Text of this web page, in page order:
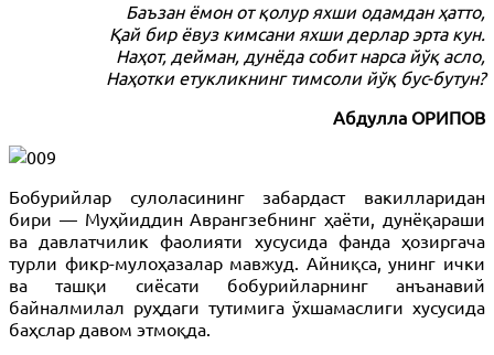
Баъзан ёмон от қолур яхши одамдан ҳатто,
Қай бир ёвуз кимсани яхши дерлар эрта кун.
Наҳот, дейман, дунёда собит нарса йўқ асло,
Наҳотки етукликнинг тимсоли йўқ бус-бутун?
Абдулла ОРИПОВ
Бобурийлар сулоласининг забардаст вакилларидан
бири — Муҳйиддин Аврангзебнинг ҳаёти, дунёқараши
ва давлатчилик фаолияти хусусида фанда ҳозиргача
турли фикр-мулоҳазалар мавжуд. Айниқса, унинг ички
ва ташқи сиёсати бобурийларнинг анъанавий
байналмилал руҳдаги тутимига ўхшамаслиги хусусида
баҳслар давом этмоқда.